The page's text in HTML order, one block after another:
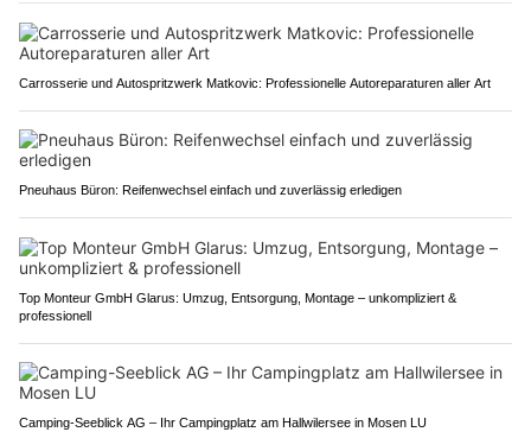
Carrosserie und Autospritzwerk Matkovic: Professionelle Autoreparaturen aller Art
Pneuhaus Büron: Reifenwechsel einfach und zuverlässig erledigen
Top Monteur GmbH Glarus: Umzug, Entsorgung, Montage – unkompliziert &
professionell
Camping-Seeblick AG – Ihr Campingplatz am Hallwilersee in Mosen LU